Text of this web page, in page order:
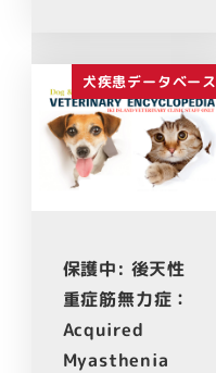
犬疾患データベース
保護中: 後天性
重症筋無力症：
Acquired
Myasthenia